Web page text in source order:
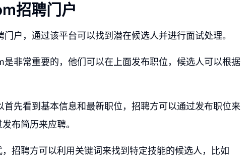
招聘门户
户，通过该平台可以找到潜在候选人并进行面试处理。
非常重要的，他们可以在上面发布职位，候选人可以根据
先看到基本信息和最新职位，招聘方可以通过发布职位来
布简历来应聘。
招聘方可以利用关键词来找到特定技能的候选人，比如